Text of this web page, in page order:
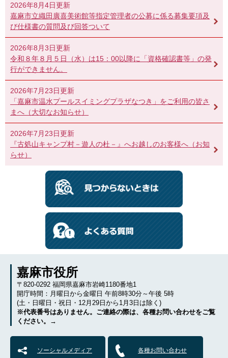
2026年8月4日更新
嘉麻市立織田廣喜美術館等指定管理者の公募に係る募集要項及
び仕様書の質問及び回答ついて
2026年8月3日更新
令和８年８月５日（水）は15：00以降に「資格確認書等」の発
行ができません。
2026年7月23日更新
「嘉麻市温水プールスイミングプラザなつき」をご利用の皆さ
まへ（大切なお知らせ）
2026年7月23日更新
『古処山キャンプ村－遊人の杜－』へお越しのお客様へ（お知
らせ）
嘉麻市役所
〒820-0292 福岡県嘉麻市岩崎1180番地1
開庁時間：月曜日から金曜日 午前8時30分～午後 5時
(土・日曜日・祝日・12月29日から1月3日は除く)
※代表番号はありません。ご連絡の際は、各種お問い合わせをご覧
ください。→
ソーシャルメディア 各種お問い合わせ